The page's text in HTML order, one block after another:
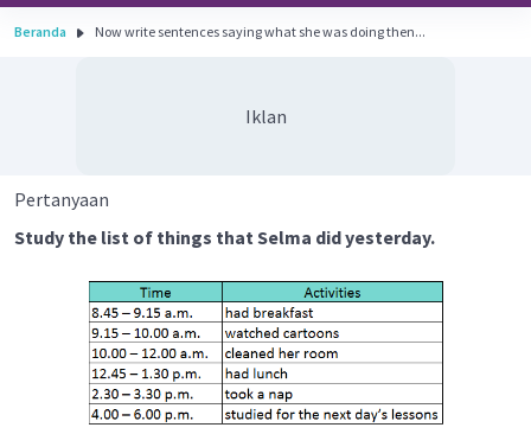
Beranda Now write sentences saying what she was doing then...
Iklan
Pertanyaan
Study the list of things that Selma did yesterday.